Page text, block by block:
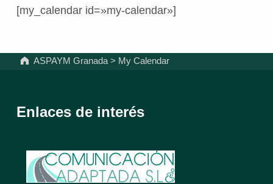
[my_calendar id=»my-calendar»]
ASPAYM Granada > My Calendar
Enlaces de interés